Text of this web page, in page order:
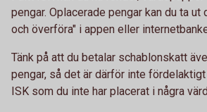
pengar. Oplacerade pengar kan du ta ut
och överföra" i appen eller
Tänk på att du betalar schablonskatt
pengar, så det är därför inte
ISK som du inte har placerat i några